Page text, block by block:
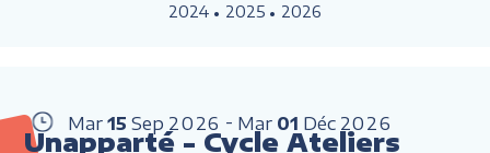
2024
2025 2026
Mar 15 Sep 2026 Mar 01 Déc 2026
Unapparté - Cycle Ateliers